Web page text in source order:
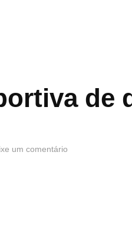
de
um comentário